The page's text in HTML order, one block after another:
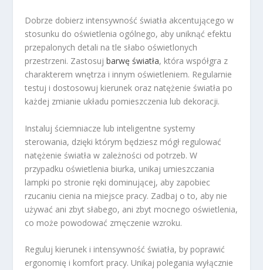
Dobrze dobierz intensywność światła akcentującego w
stosunku do oświetlenia ogólnego, aby uniknąć efektu
przepalonych detali na tle słabo oświetlonych
przestrzeni. Zastosujbarwę światła, która współgra z
charakterem wnętrza i innym oświetleniem. Regularnie
testuj i dostosowuj kierunek oraz natężenie światła po
każdej zmianie układu pomieszczenia lub dekoracji.
Instaluj ściemniacze lub inteligentne systemy
sterowania, dzięki którym będziesz mógł regulować
natężenie światła w zależności od potrzeb. W
przypadku oświetlenia biurka, unikaj umieszczania
lampki po stronie ręki dominującej, aby zapobiec
rzucaniu cienia na miejsce pracy. Zadbaj o to, aby nie
używać ani zbyt słabego, ani zbyt mocnego oświetlenia,
co może powodować zmęczenie wzroku.
Reguluj kierunek i intensywność światła, by poprawić
ergonomię i komfort pracy. Unikaj polegania wyłącznie